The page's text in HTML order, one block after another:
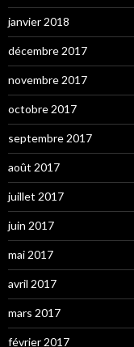
janvier 2018
décembre 2017
novembre 2017
octobre 2017
septembre 2017
août 2017
juillet 2017
juin 2017
mai 2017
avril 2017
mars 2017
février 2017